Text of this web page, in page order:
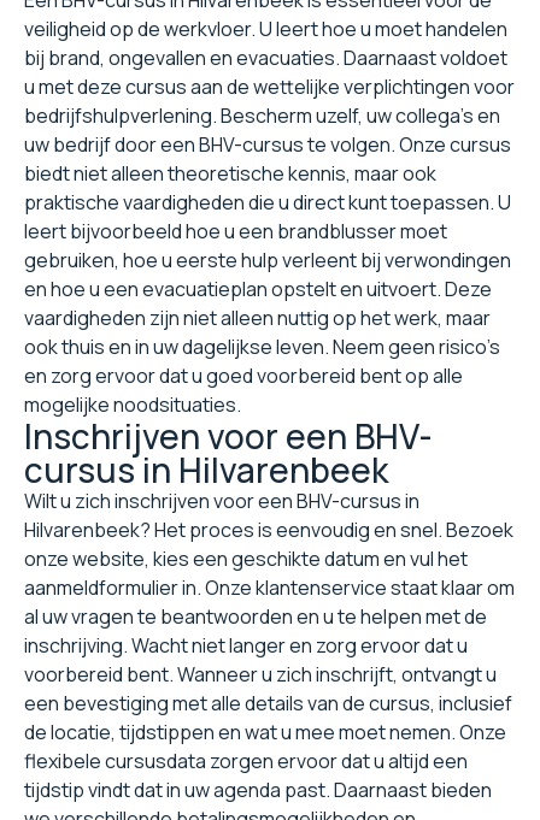
veiligheid op de werkvloer. U leert hoe u moet handelen
bij brand, ongevallen en evacuaties. Daarnaast voldoet
u met deze cursus aan de wettelijke verplichtingen voor
bedrijfshulpverlening. Bescherm uzelf, uw collega's en
uw bedrijf door een BHV-cursus te volgen. Onze cursus
biedt niet alleen theoretische kennis, maar ook
praktische vaardigheden die u direct kunt toepassen. U
leert bijvoorbeeld hoe u een brandblusser moet
gebruiken, hoe u eerste hulp verleent bij verwondingen
en hoe u een evacuatieplan opstelt en uitvoert. Deze
vaardigheden zijn niet alleen nuttig op het werk, maar
ook thuis en in uw dagelijkse leven. Neem geen risico's
en zorg ervoor dat u goed voorbereid bent op alle
mogelijke noodsituaties.
Inschrijven voor een BHV-
cursus in Hilvarenbeek
Wilt u zich inschrijven voor een BHV-cursus in
Hilvarenbeek? Het proces is eenvoudig en snel. Bezoek
onze website, kies een geschikte datum en vul het
aanmeldformulier in. Onze klantenservice staat klaar om
al uw vragen te beantwoorden en u te helpen met de
inschrijving. Wacht niet langer en zorg ervoor dat u
voorbereid bent. Wanneer u zich inschrijft, ontvangt u
een bevestiging met alle details van de cursus, inclusief
de locatie, tijdstippen en wat u mee moet nemen. Onze
flexibele cursusdata zorgen ervoor dat u altijd een
tijdstip vindt dat in uw agenda past. Daarnaast bieden